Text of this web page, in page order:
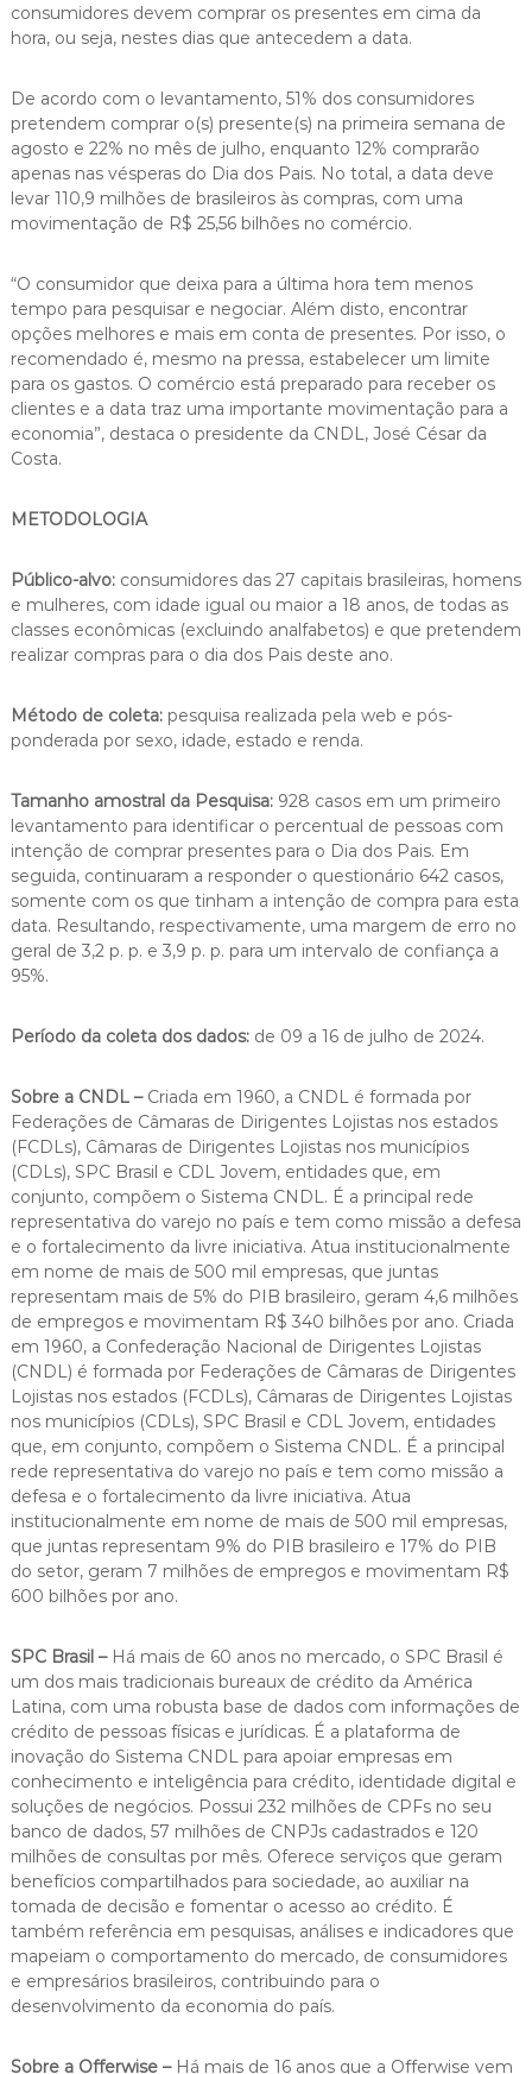
consumidores devem comprar os presentes em cima da
hora, ou seja, nestes dias que antecedem a data.
De acordo com o levantamento, 51% dos consumidores
pretendem comprar o(s) presente(s) na primeira semana de
agosto e 22% no mês de julho, enquanto 12% comprarão
apenas nas vésperas do Dia dos Pais. No total, a data deve
levar 110,9 milhões de brasileiros às compras, com uma
movimentação de R$ 25,56 bilhões no comércio.
“O consumidor que deixa para a última hora tem menos
tempo para pesquisar e negociar. Além disto, encontrar
opções melhores e mais em conta de presentes. Por isso, o
recomendado é, mesmo na pressa, estabelecer um limite
para os gastos. O comércio está preparado para receber os
clientes e a data traz uma importante movimentação para a
economia”, destaca o presidente da CNDL, José César da
Costa.
METODOLOGIA
Público-alvo:consumidores das 27 capitais brasileiras, homens
e mulheres, com idade igual ou maior a 18 anos, de todas as
classes econômicas (excluindo analfabetos) e que pretendem
realizar compras para o dia dos Pais deste ano.
Método de coleta:pesquisa realizada pela web e pós-
ponderada por sexo, idade, estado e renda.
Tamanho amostral da Pesquisa:928 casos em um primeiro
levantamento para identificar o percentual de pessoas com
intenção de comprar presentes para o Dia dos Pais. Em
seguida, continuaram a responder o questionário 642 casos,
somente com os que tinham a intenção de compra para esta
data. Resultando, respectivamente, uma margem de erro no
geral de 3,2 p. p. e 3,9 p. p. para um intervalo de confiança a
95%.
Período da coleta dos dados:de 09 a 16 de julho de 2024.
Sobre a CNDL –Criada em 1960, a CNDL é formada por
Federações de Câmaras de Dirigentes Lojistas nos estados
(FCDLs), Câmaras de Dirigentes Lojistas nos municípios
(CDLs), SPC Brasil e CDL Jovem, entidades que, em
conjunto, compõem o Sistema CNDL. É a principal rede
representativa do varejo no país e tem como missão a defesa
e o fortalecimento da livre iniciativa. Atua institucionalmente
em nome de mais de 500 mil empresas, que juntas
representam mais de 5% do PIB brasileiro, geram 4,6 milhões
de empregos e movimentam R$ 340 bilhões por ano. Criada
em 1960, a Confederação Nacional de Dirigentes Lojistas
(CNDL) é formada por Federações de Câmaras de Dirigentes
Lojistas nos estados (FCDLs), Câmaras de Dirigentes Lojistas
nos municípios (CDLs), SPC Brasil e CDL Jovem, entidades
que, em conjunto, compõem o Sistema CNDL. É a principal
rede representativa do varejo no país e tem como missão a
defesa e o fortalecimento da livre iniciativa. Atua
institucionalmente em nome de mais de 500 mil empresas,
que juntas representam 9% do PIB brasileiro e 17% do PIB
do setor, geram 7 milhões de empregos e movimentam R$
600 bilhões por ano.
SPC Brasil –Há mais de 60 anos no mercado, o SPC Brasil é
um dos mais tradicionais bureaux de crédito da América
Latina, com uma robusta base de dados com informações de
crédito de pessoas físicas e jurídicas. É a plataforma de
inovação do Sistema CNDL para apoiar empresas em
conhecimento e inteligência para crédito, identidade digital e
soluções de negócios. Possui 232 milhões de CPFs no seu
banco de dados, 57 milhões de CNPJs cadastrados e 120
milhões de consultas por mês. Oferece serviços que geram
benefícios compartilhados para sociedade, ao auxiliar na
tomada de decisão e fomentar o acesso ao crédito. É
também referência em pesquisas, análises e indicadores que
mapeiam o comportamento do mercado, de consumidores
e empresários brasileiros, contribuindo para o
desenvolvimento da economia do país.
Sobre a Offerwise –Há mais de 16 anos que a Offerwise vem